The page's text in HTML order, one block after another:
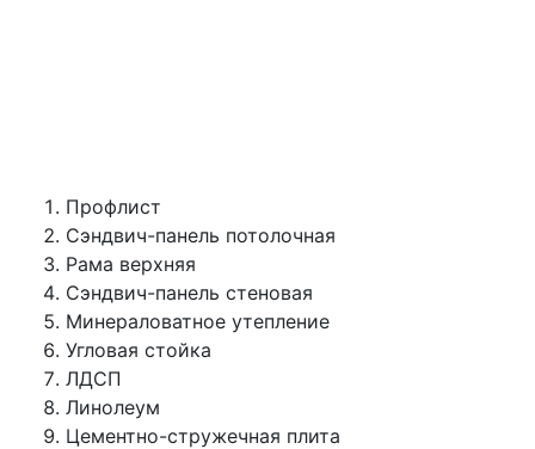
Профлист
Сэндвич-панель потолочная
Рама верхняя
Сэндвич-панель стеновая
Минераловатное утепление
Угловая стойка
ЛДСП
Линолеум
Цементно-стружечная плита